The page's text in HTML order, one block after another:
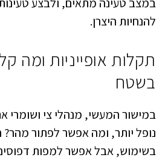
להנחיות היצרן.
תקלות אופייניות ומה
בשטח
במישור המעשי, מנהלי צי ושומרי
נופל יותר, ומה אפשר לפתור
בשימוש, אבל אפשר למפות